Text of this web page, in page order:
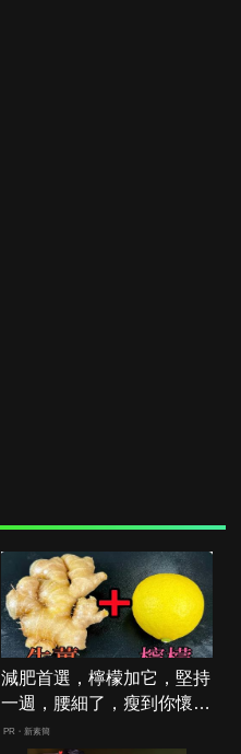
減肥首選，檸檬加它，堅持
一週，腰細了，瘦到你懷疑
人生
PR・新素簡